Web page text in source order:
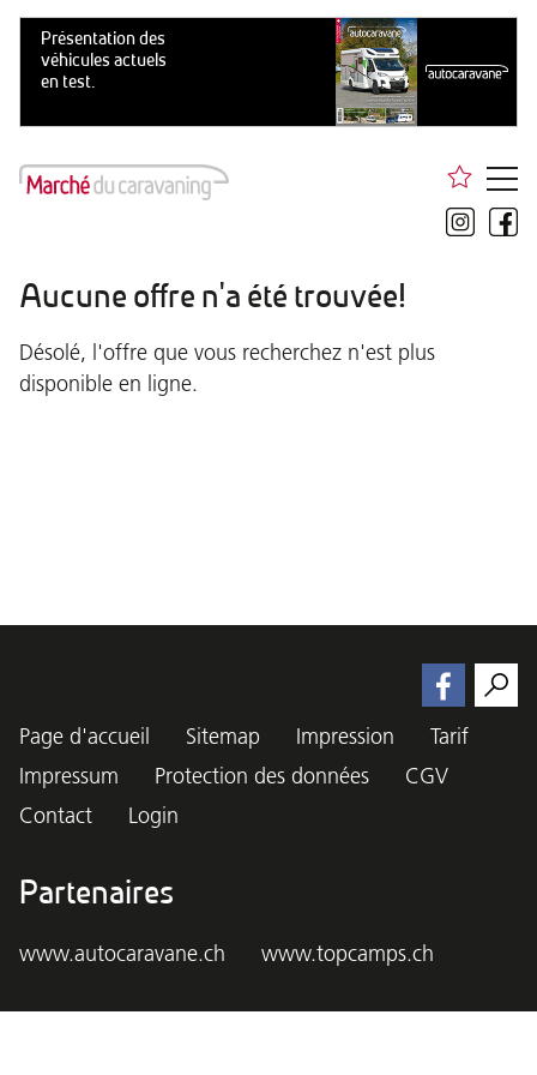
Aucune offre n'a été trouvée!
Désolé, l'offre que vous recherchez n'est plus
disponible en ligne.
Page d'accueil Sitemap Impression
Tarif
Impressum
Protection des données
CGV
Contact
Login
Partenaires
www.autocaravane.ch www.topcamps.ch